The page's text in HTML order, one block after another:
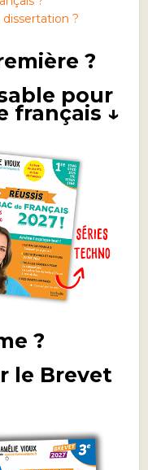
?
?
pour
français ↓
?
le Brevet